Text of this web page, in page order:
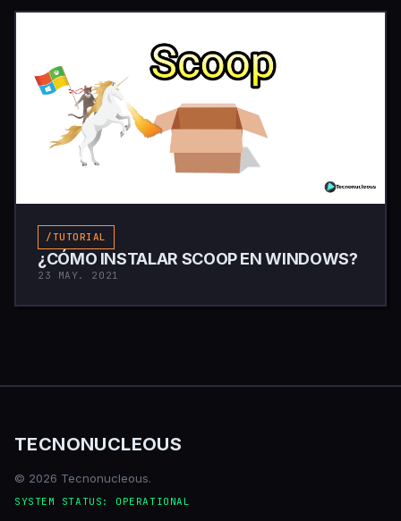
/TUTORIAL
¿CÓMO INSTALAR SCOOP EN WINDOWS?
23 MAY. 2021
TECNONUCLEOUS
© 2026 Tecnonucleous.
SYSTEM STATUS: OPERATIONAL